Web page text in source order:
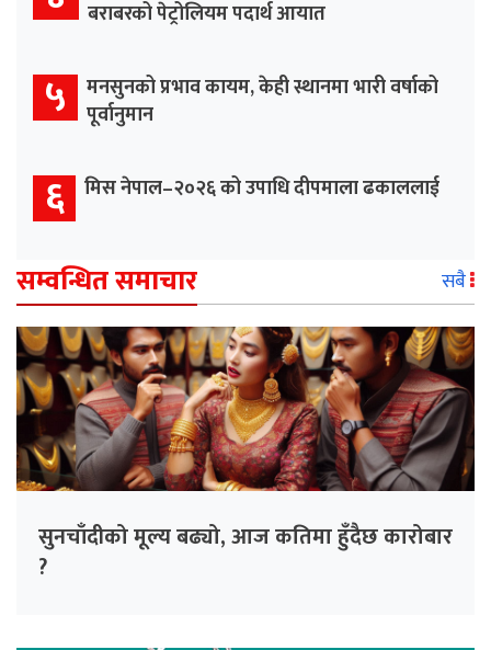
बराबरको पेट्रोलियम पदार्थ आयात
५
मनसुनको प्रभाव कायम, केही स्थानमा भारी वर्षाको
पूर्वानुमान
६ मिस नेपाल–२०२६ को उपाधि दीपमाला ढकाललाई
सम्वन्धित समाचार सबै
सुनचाँदीको मूल्य बढ्यो, आज कतिमा हुँदैछ कारोबार
?